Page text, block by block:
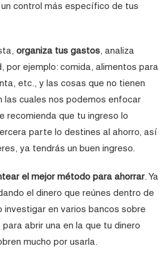
control más específico de tus
organiza tus gastos, analiza
por ejemplo: comida, alimentos para
etc., y las cosas que no tienen
las cuales nos podemos enfocar
recomienda que tu ingreso lo
parte lo destines al ahorro, así
ya tendrás un buen ingreso.
el mejor método para ahorrar. Ya
el dinero que reúnes dentro de
investigar en varios bancos sobre
abrir una en la que tu dinero
mucho por usarla.